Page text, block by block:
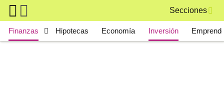
Skip to main content
Secciones
Main navigation
Finanzas Hipotecas Economía Inversión